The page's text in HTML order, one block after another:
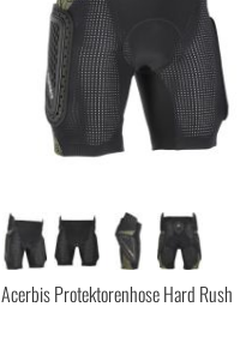
Acerbis Protektorenhose Hard Rush